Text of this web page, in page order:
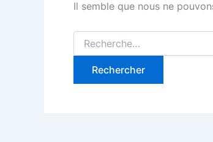
Il semble que nous ne
Rechercher :